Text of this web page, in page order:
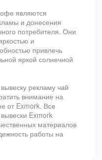
являются
и донесения
потребителя. Они
и
привлечь
яркой солнечной
рекламу чай
внимание на
от Exmork. Все
Exmork
материалов
работы на